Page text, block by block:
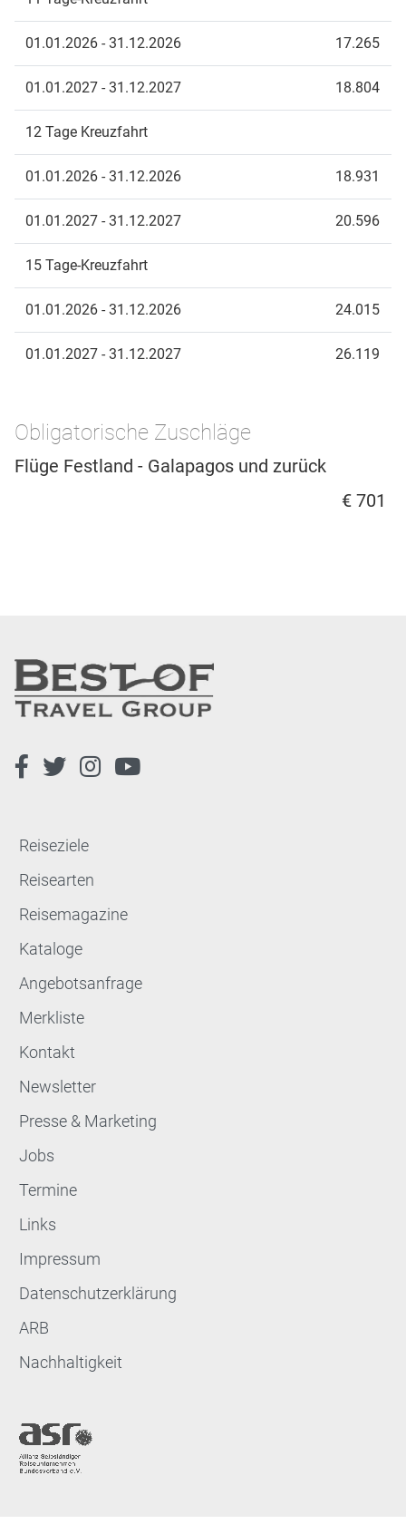
01.01.2026 - 31.12.2026 17.265
01.01.2027 - 31.12.2027 18.804
12 Tage Kreuzfahrt
01.01.2026 - 31.12.2026 18.931
01.01.2027 - 31.12.2027 20.596
15 Tage-Kreuzfahrt
01.01.2026 - 31.12.2026 24.015
01.01.2027 - 31.12.2027 26.119
Obligatorische Zuschläge
Flüge Festland - Galapagos und zurück
€ 701
Reiseziele
Reisearten
Reisemagazine
Kataloge
Angebotsanfrage
Merkliste
Kontakt
Newsletter
Presse & Marketing
Jobs
Termine
Links
Impressum
Datenschutzerklärung
ARB
Nachhaltigkeit